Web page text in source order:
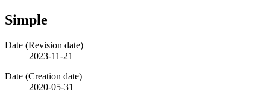
Simple
Date (Revision date)
2023-11-21
Date (Creation date)
2020-05-31